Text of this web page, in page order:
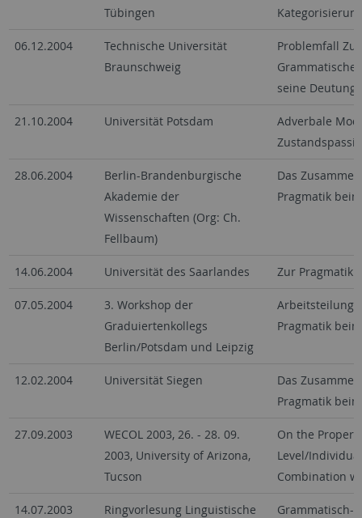
Tübingen
06.12.2004
Technische Universität
Braunschweig
Problemfall
seine Deutung
21.10.2004 Universität Potsdam
Adverbale
Zustandspassiv
28.06.2004
Berlin-Brandenburgische
Akademie der
Wissenschaften (Org: Ch.
Fellbaum)
Das
Pragmatik
14.06.2004 Universität des Saarlandes Zur Pragmatik
07.05.2004
3. Workshop der
Graduiertenkollegs
Berlin/Potsdam und Leipzig
Arbeitsteilung
Pragmatik
12.02.2004 Universität Siegen
Das
Pragmatik
27.09.2003
WECOL 2003, 26. - 28. 09.
2003, University of Arizona,
Tucson
On the Proper
Level/
Combination
14.07.2003
Ringvorlesung Linguistische
Grammatisch-